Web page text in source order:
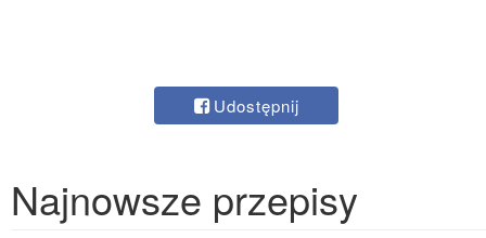
Udostępnij
Najnowsze przepisy